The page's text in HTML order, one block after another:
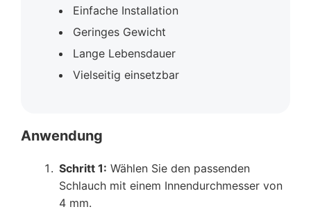
Einfache Installation
Geringes Gewicht
Lange Lebensdauer
Vielseitig einsetzbar
Anwendung
Schritt 1: Wählen Sie den passenden
Schlauch mit einem Innendurchmesser von
4 mm.